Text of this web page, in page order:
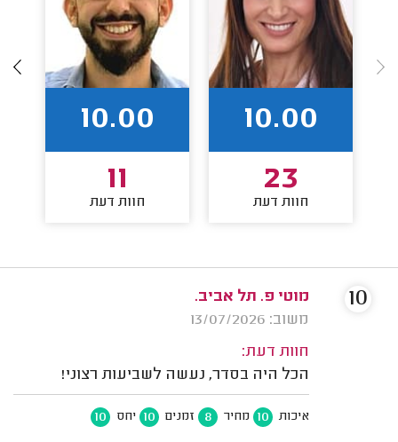
10.00
23
חוות דעת
10.00
11
חוות דעת
מוטי פ. תל אביב.
משוב: 13/07/2026
חוות דעת:
הכל היה בסדר, נעשה לשביעות רצוני!
איכות 10 מחיר 8 זמנים 10 יחס 10
10